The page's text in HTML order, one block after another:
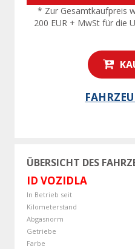
* Zur Gesamtkaufpreis
200 EUR + MwSt für die
ÜBERSICHT DES
ID VOZIDLA
In Betrieb seit
Kilometerstand
Abgasnorm
Getriebe
Farbe